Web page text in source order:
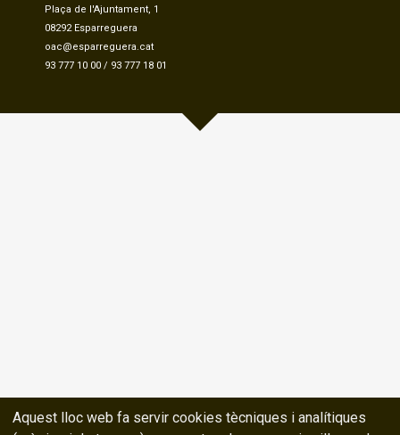
Plaça de l'Ajuntament, 1
08292 Esparreguera
oac@esparreguera.cat
93 777 10 00 / 93 777 18 01
Aquest lloc web fa servir cookies tècniques i analítiques